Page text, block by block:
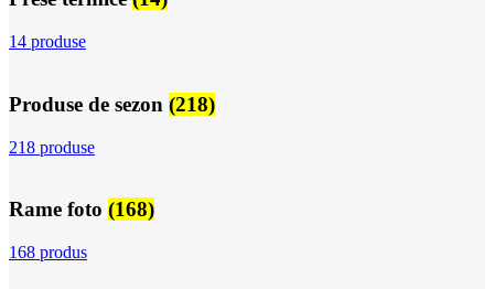
14 produse
Produse de sezon (218)
218 produse
Rame foto (168)
168 produs